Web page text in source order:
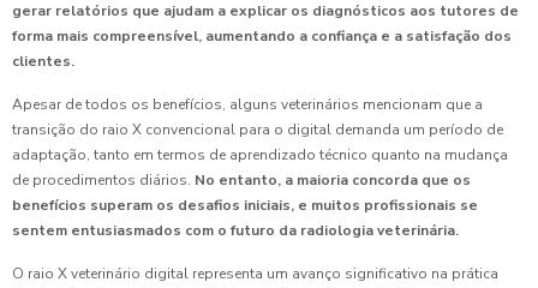
gerar relatórios que ajudam a explicar os diagnósticos aos tutores de
forma mais compreensível, aumentando a confiança e a satisfação dos
clientes.
Apesar de todos os benefícios, alguns veterinários mencionam que a
transição do raio X convencional para o digital demanda um período de
adaptação, tanto em termos de aprendizado técnico quanto na mudança
de procedimentos diários. No entanto, a maioria concorda que os
benefícios superam os desafios iniciais, e muitos profissionais se
sentem entusiasmados com o futuro da radiologia veterinária.
O raio X veterinário digital representa um avanço significativo na prática